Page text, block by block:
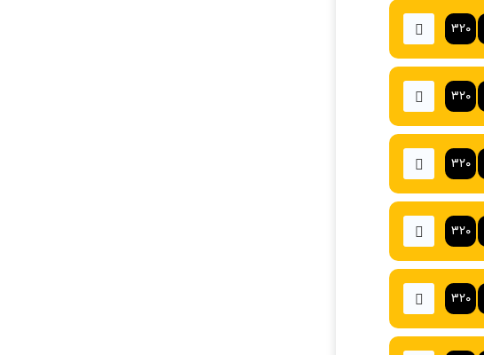
۳۲۰
۳۲۰
۳۲۰
۳۲۰
۳۲۰